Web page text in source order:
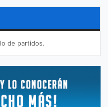
de partidos.